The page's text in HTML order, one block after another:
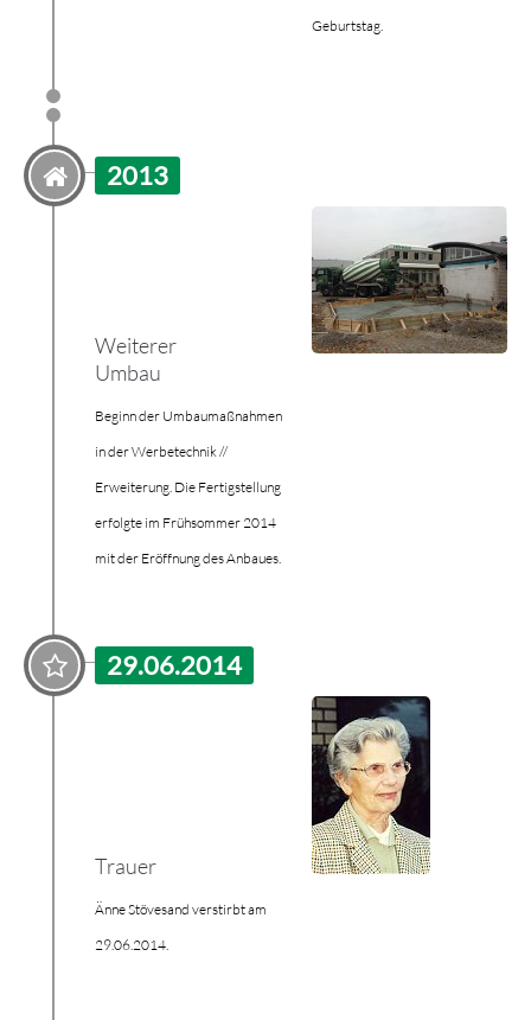
Geburtstag.
2013
Weiterer
Umbau
Beginn der Umbaumaßnahmen
in der Werbetechnik //
Erweiterung. Die Fertigstellung
erfolgte im Frühsommer 2014
mit der Eröffnung des Anbaues.
29.06.2014
Trauer
Änne Stövesand verstirbt am
29.06.2014.